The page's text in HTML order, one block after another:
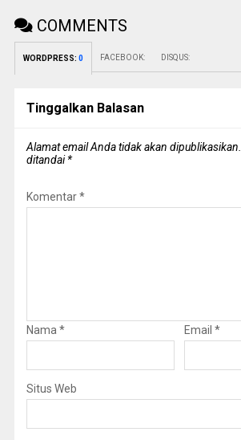
COMMENTS
WORDPRESS: 0 FACEBOOK: DISQUS:
Tinggalkan Balasan
Alamat email Anda tidak akan dipublikasikan.
ditandai*
Komentar*
Nama* Email *
Situs Web